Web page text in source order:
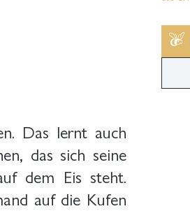
Das lernt auch
das sich seine
dem Eis steht.
auf die Kufen